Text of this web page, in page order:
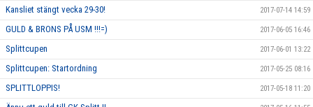
Kansliet stängt vecka 29-30! 2017-07-14 14:59
GULD & BRONS PÅ USM !!!=) 2017-06-05 16:46
Splittcupen 2017-06-01 13:22
Splittcupen: Startordning 2017-05-25 08:16
SPLITTLOPPIS! 2017-05-18 11:20